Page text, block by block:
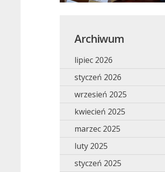
Archiwum
lipiec 2026
styczeń 2026
wrzesień 2025
kwiecień 2025
marzec 2025
luty 2025
styczeń 2025